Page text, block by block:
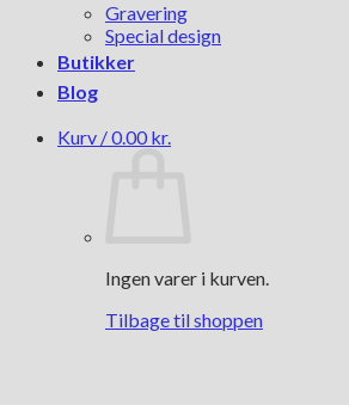
Gravering
Special design
Butikker
Blog
Kurv /0.00 kr.
Ingen varer i kurven.
Tilbage til shoppen